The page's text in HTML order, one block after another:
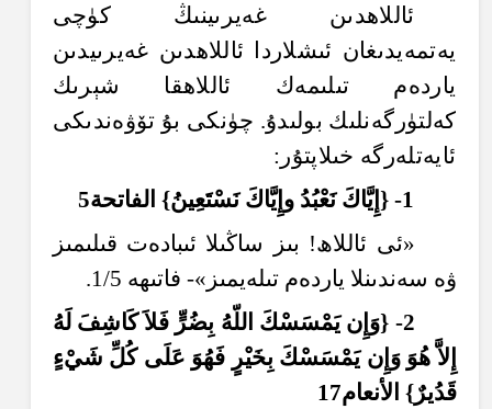
ئاللاھدىن غەيرىينىڭ كۈچى
يەتمەيدىغان ئىشلاردا ئاللاھدىن غەيرىيدىن
ياردەم تىلىمەك ئاللاھقا شېرىك
كەلتۈرگەنلىك بولىدۇ. چۈنكى بۇ تۆۋەندىكى
ئايەتلەرگە خىلاپتۇر:
1-
{إِياكنعبد و إِياكنستعين} الفاتحة5
«ئى ئاللاھ! بىز ساڭىلا ئىبادەت قىلىمىز
ۋە سەندىنلا ياردەم تىلەيمىز»- فاتىھە 1/5.
2- {و
ن يمسسك اللّهُ بِضُر فلاكاشف لَهُ
لا هُو و َإِن يمسسك بخير فَهُو على كل شيْءٍ
قدير} النعام17